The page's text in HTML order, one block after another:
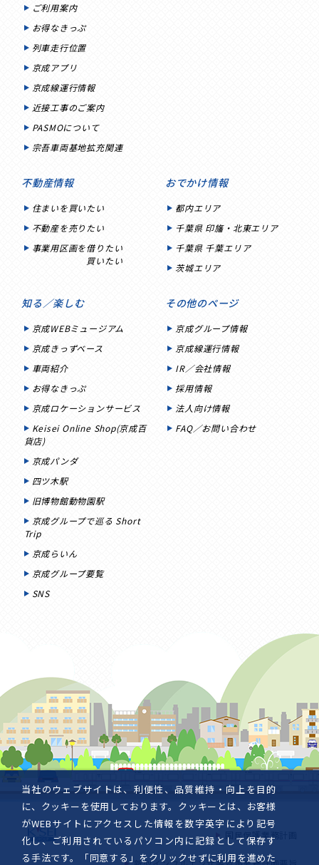
ご利用案内
お得なきっぷ
列車走行位置
京成アプリ
京成線運行情報
近接工事のご案内
PASMOについて
宗吾車両基地拡充関連
不動産情報
住まいを買いたい
不動産を売りたい
事業用区画を借りたい
買いたい
おでかけ情報
都内エリア
千葉県 印旛・北東エリア
千葉県 千葉エリア
茨城エリア
知る／楽しむ
京成WEBミュージアム
京成きっずベース
車両紹介
お得なきっぷ
京成ロケーションサービス
Keisei Online Shop(京成百
貨店)
京成パンダ
四ツ木駅
旧博物館動物園駅
京成グループで巡る Short
Trip
京成らいん
京成グループ要覧
SNS
その他のページ
京成グループ情報
京成線運行情報
IR／会社情報
採用情報
法人向け情報
FAQ／お問い合わせ
国民保護業務計画
当社のウェブサイトは、利便性、品質維持・向上を目的
に、クッキーを使用しております。クッキーとは、お客様
がWEBサイトにアクセスした情報を数字英字により記号
化し、ご利用されているパソコン内に記録として保存す
る手法です。「同意する」をクリックせずに利用を進めた